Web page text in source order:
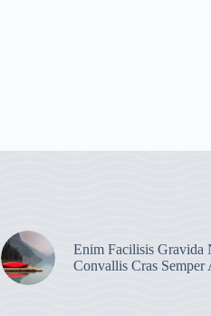
Enim Facilisis Gravida
Convallis Cras Semper